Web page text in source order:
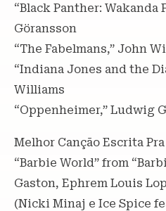
“Black Panther: Wakanda
Göransson
“The Fabelmans,” John
“Indiana Jones and the
Williams
“Oppenheimer,” Ludwig
Melhor Canção Escrita
“Barbie World” from
Gaston, Ephrem Louis
(Nicki Minaj e Ice Spice